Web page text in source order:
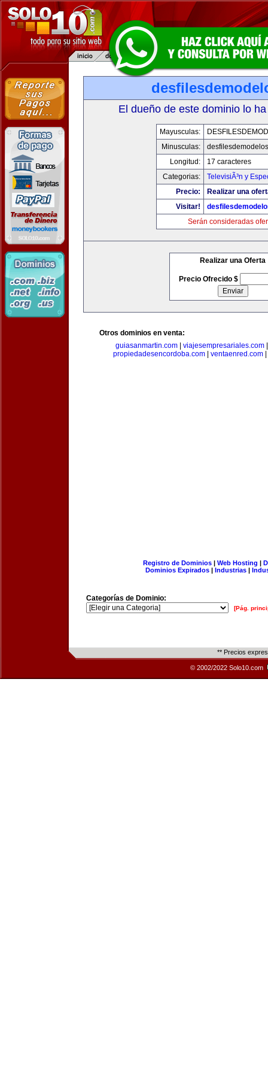
El dueño de este dominio lo
Mayusculas:
Minusculas:
Longitud:
17 caracteres
Categorias:
TelevisiÃ³n y
Precio:
Realizar una
Visitar!
Serán consideradas
Realizar una Oferta
Precio Ofrecido $
Otros dominios en venta:
guiasanmartin.com| viajesempresariales.com
propiedadesencordoba.com
ventaenred.com
Registro de Dominios| Web Hosting |
Dominios Expirados | Industrias |
Categorías de Dominio:
[Pág.
** Precios
© 2002/2022 Solo10.com